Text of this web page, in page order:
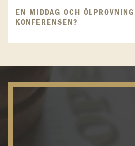
EN MIDDAG OCH
KONFERENSEN?